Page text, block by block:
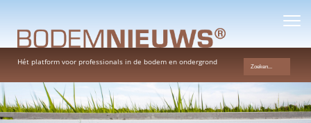
Hét platform voor professionals in de bodem en ondergrond